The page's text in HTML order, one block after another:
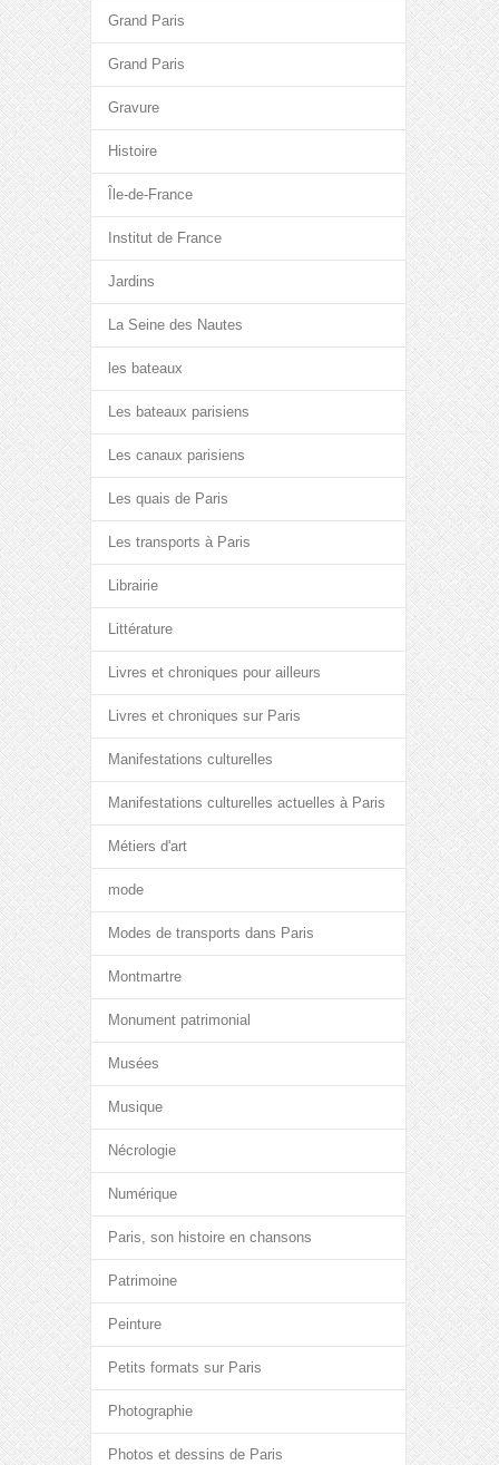
Grand Paris
Grand Paris
Gravure
Histoire
Île-de-France
Institut de France
Jardins
La Seine des Nautes
les bateaux
Les bateaux parisiens
Les canaux parisiens
Les quais de Paris
Les transports à Paris
Librairie
Littérature
Livres et chroniques pour ailleurs
Livres et chroniques sur Paris
Manifestations culturelles
Manifestations culturelles actuelles à Paris
Métiers d'art
mode
Modes de transports dans Paris
Montmartre
Monument patrimonial
Musées
Musique
Nécrologie
Numérique
Paris, son histoire en chansons
Patrimoine
Peinture
Petits formats sur Paris
Photographie
Photos et dessins de Paris